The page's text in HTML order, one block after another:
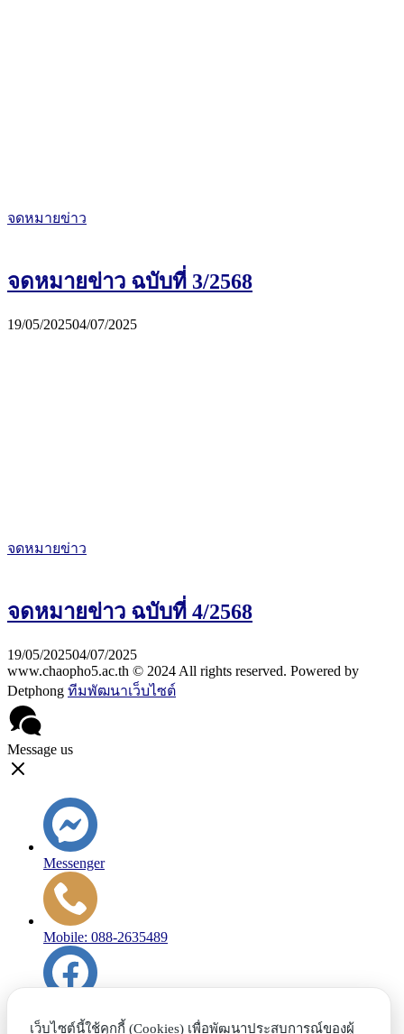
จดหมายข่าว
จดหมายข่าว ฉบับที่ 3/2568
19/05/202504/07/2025
จดหมายข่าว
จดหมายข่าว ฉบับที่ 4/2568
19/05/202504/07/2025
www.chaopho5.ac.th © 2024 All rights reserved. Powered by
Detphong ทีมพัฒนาเว็บไซต์
Message us
Messenger
Mobile: 088-2635489
เว็บไซต์นี้ใช้คุกกี้ (Cookies) เพื่อพัฒนาประสบการณ์ของผู้